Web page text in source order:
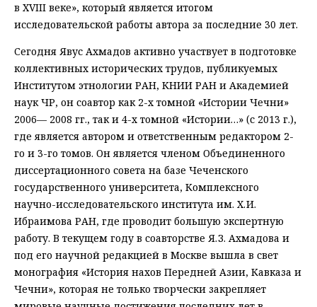
в XVIII веке», который является итогом
исследовательской работы автора за последние 30 лет.
Сегодня Явус Ахмадов активно участвует в подготовке
коллективных исторических трудов, публикуемых
Институтом этнологии РАН, КНИИ РАН и Академией
наук ЧР, он соавтор как 2-х томной «Истории Чечни»
2006— 2008 гг., так и 4-х томной «Истории…» (с 2013 г.),
где является автором и ответственным редактором 2-
го и 3-го томов. Он является членом Объединенного
диссертационного совета на базе Чеченского
государственного университета, Комплексного
научно-исследовательского института им. Х. И.
Ибраимова РАН, где проводит большую экспертную
работу. В текущем году в соавторстве Я. З. Ахмадова и
под его научной редакцией в Москве вышла в свет
монография «История нахов Передней Азии, Кавказа и
Чечни», которая не только творчески закрепляет